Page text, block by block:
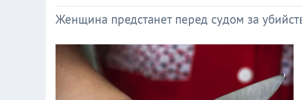
Женщина предстанет перед судом за